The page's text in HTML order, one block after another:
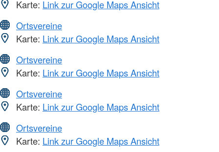
Karte: Link zur Google Maps Ansicht
Ortsvereine
Karte: Link zur Google Maps Ansicht
Ortsvereine
Karte: Link zur Google Maps Ansicht
Ortsvereine
Karte: Link zur Google Maps Ansicht
Ortsvereine
Karte: Link zur Google Maps Ansicht